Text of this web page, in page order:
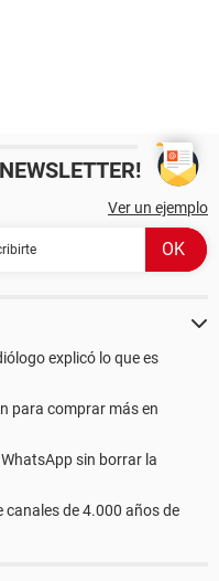
Ver un ejemplo
explicó lo que es
para comprar más en
sin borrar la
de 4.000 años de